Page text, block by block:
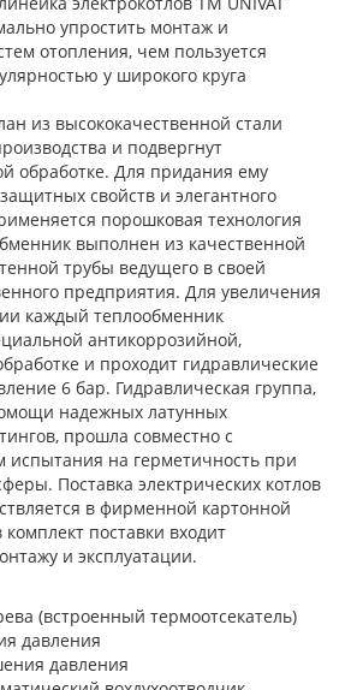
упростить монтаж и
отопления, чем пользуется
у широкого круга
из высококачественной стали
и подвергнут
обработке. Для придания ему
свойств и элегантного
порошковая технология
выполнен из качественной
трубы ведущего в своей
предприятия. Для увеличения
каждый теплообменник
антикоррозийной,
и проходит гидравлические
6 бар. Гидравлическая группа,
надежных латунных
прошла совместно с
испытания на герметичность при
Поставка электрических котлов
в фирменной картонной
поставки входит
и эксплуатации.
(встроенный термоотсекатель)
давления
давления